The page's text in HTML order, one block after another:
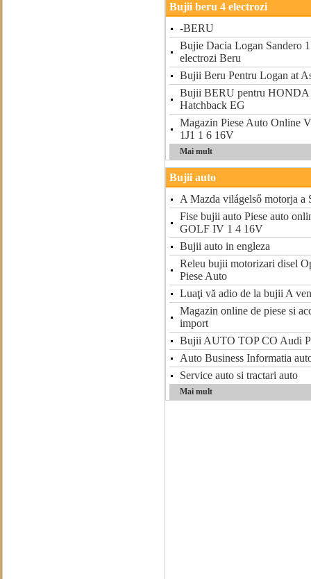
Bujii beru 4 electrozi
-BERU
Bujie Dacia Logan Sandero
electrozi Beru
Bujii Beru Pentru Logan at
Bujii BERU pentru
Hatchback EG
Magazin Piese Auto Online
1J1 1 6 16V
Mai mult
Bujii auto
A Mazda világelső motorja
Fise bujii auto Piese auto
GOLF IV 1 4 16V
Bujii auto in engleza
Releu bujii motorizari disel
Piese Auto
Luaţi vă adio de la bujii A
Magazin online de piese si
import
Bujii AUTO TOP CO Audi
Auto Business Informatia
Service auto si tractari auto
Mai mult